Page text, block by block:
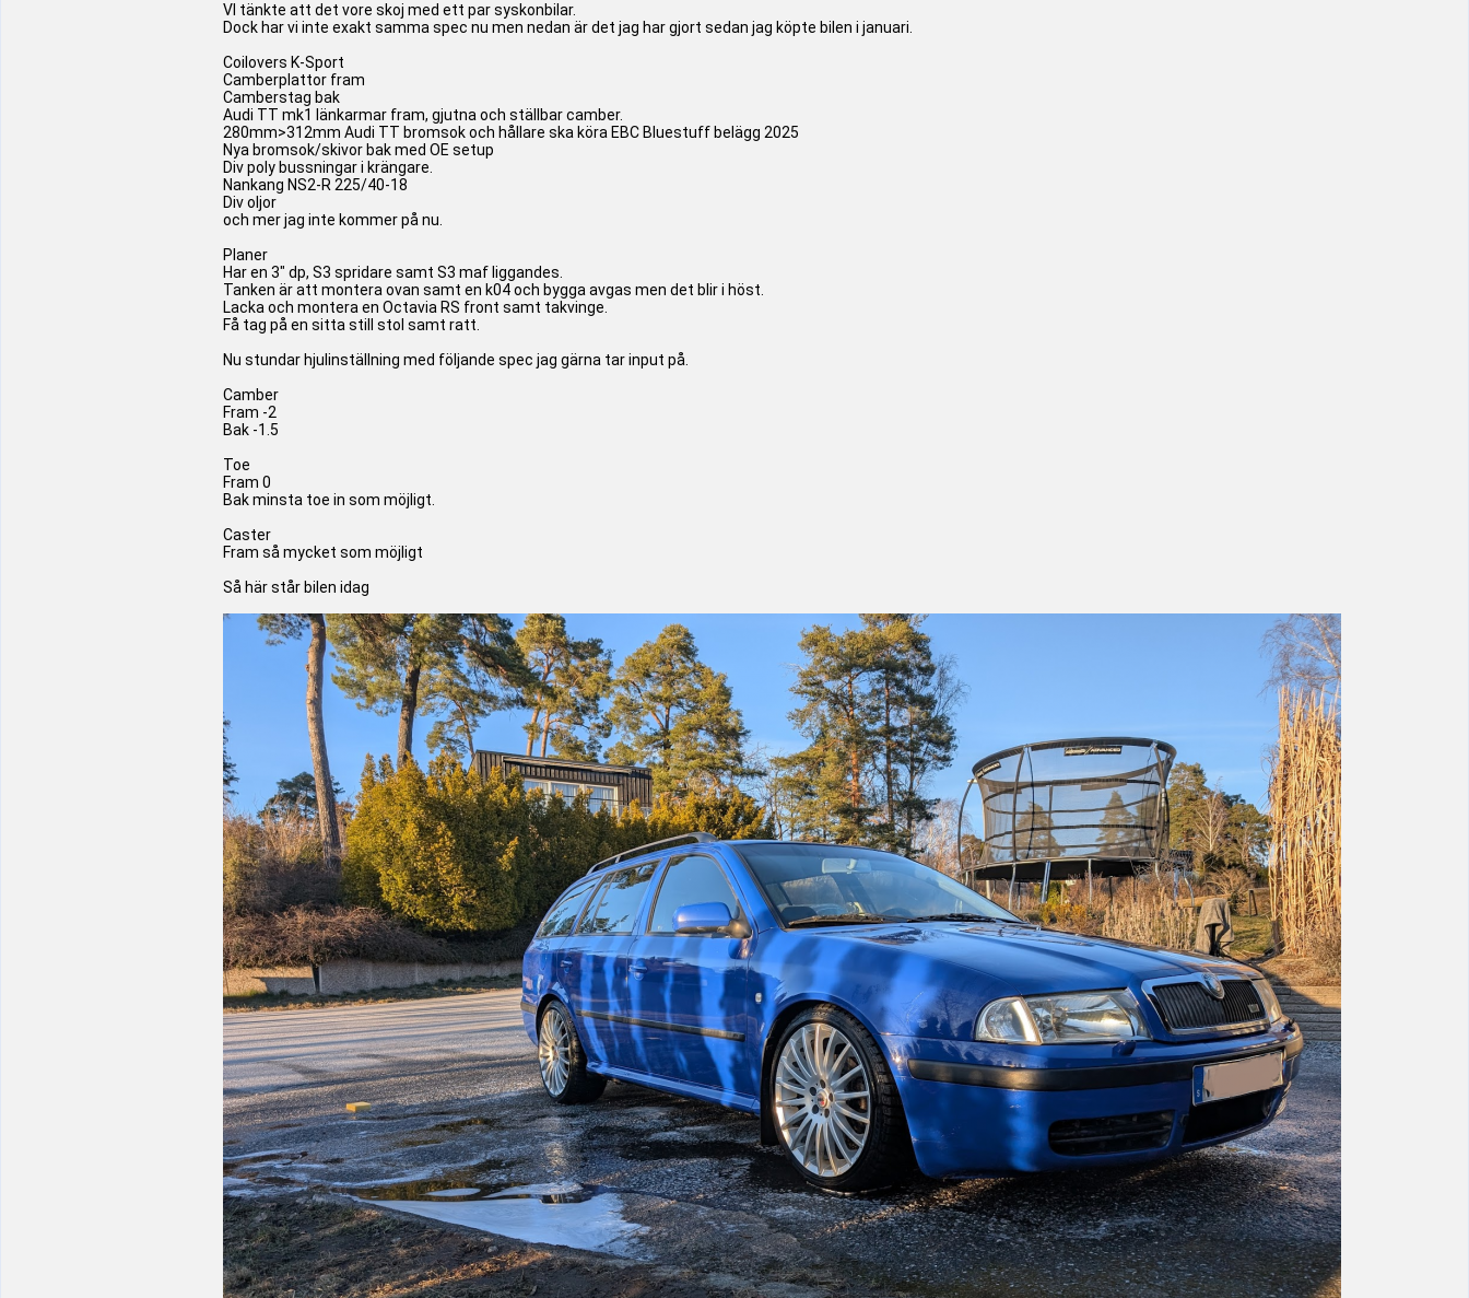
VI tänkte att det vore skoj med ett par syskonbilar.
Dock har vi inte exakt samma spec nu men nedan är det jag har gjort sedan jag köpte bilen i januari.
Coilovers K-Sport
Camberplattor fram
Camberstag bak
Audi TT mk1 länkarmar fram, gjutna och ställbar camber.
280mm>312mm Audi TT bromsok och hållare ska köra EBC Bluestuff belägg 2025
Nya bromsok/skivor bak med OE setup
Div poly bussningar i krängare.
Nankang NS2-R 225/40-18
Div oljor
och mer jag inte kommer på nu.
Planer
Har en 3" dp, S3 spridare samt S3 maf liggandes.
Tanken är att montera ovan samt en k04 och bygga avgas men det blir i höst.
Lacka och montera en Octavia RS front samt takvinge.
Få tag på en sitta still stol samt ratt.
Nu stundar hjulinställning med följande spec jag gärna tar input på.
Camber
Fram -2
Bak -1.5
Toe
Fram 0
Bak minsta toe in som möjligt.
Caster
Fram så mycket som möjligt
Så här står bilen idag